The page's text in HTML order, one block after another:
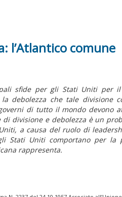
l’Atlantico comune
sfide per gli Stati Uniti per
debolezza che tale divisione
di tutto il mondo devono
di divisione e debolezza è un
a causa del ruolo di
Stati Uniti comportano per
rappresenta.